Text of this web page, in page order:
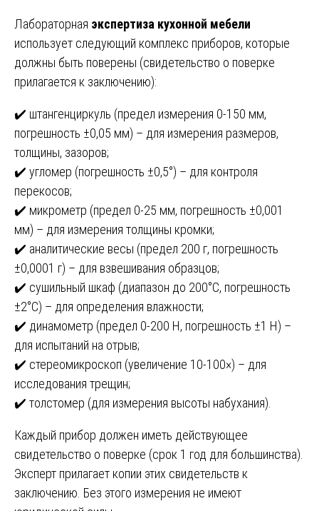
Лабораторная экспертиза кухонной мебели
использует следующий комплекс приборов, которые
должны быть поверены (свидетельство о поверке
прилагается к заключению):
✔️ штангенциркуль (предел измерения 0-150 мм,
погрешность ±0,05 мм) – для измерения размеров,
толщины, зазоров;
✔️ угломер (погрешность ±0,5°) – для контроля
перекосов;
✔️ микрометр (предел 0-25 мм, погрешность ±0,001
мм) – для измерения толщины кромки;
✔️ аналитические весы (предел 200 г, погрешность
±0,0001 г) – для взвешивания образцов;
✔️ сушильный шкаф (диапазон до 200°C, погрешность
±2°C) – для определения влажности;
✔️ динамометр (предел 0-200 Н, погрешность ±1 Н) –
для испытаний на отрыв;
✔️ стереомикроскоп (увеличение 10-100×) – для
исследования трещин;
✔️ толстомер (для измерения высоты набухания).
Каждый прибор должен иметь действующее
свидетельство о поверке (срок 1 год для большинства).
Эксперт прилагает копии этих свидетельств к
заключению. Без этого измерения не имеют